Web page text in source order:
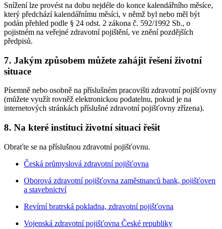
Snížení lze provést na dobu nejdéle do konce kalendářního měsíce,
který předchází kalendářnímu měsíci, v němž byl nebo měl být
podán přehled podle § 24 odst. 2 zákona č. 592/1992 Sb., o
pojistném na veřejné zdravotní pojištění, ve znění pozdějších
předpisů.
7. Jakým způsobem můžete zahájit řešení životní
situace
Písemně nebo osobně na příslušném pracovišti zdravotní pojišťovny
(můžete využít rovněž elektronickou podatelnu, pokud je na
internetových stránkách příslušné zdravotní pojišťovny zřízena).
8. Na které instituci životní situaci řešit
Obraťte se na příslušnou zdravotní pojišťovnu.
Česká průmyslová zdravotní pojišťovna
Oborová zdravotní pojišťovna zaměstnanců bank, pojišťoven
a stavebnictví
Revírní bratrská pokladna, zdravotní pojišťovna
Vojenská zdravotní pojišťovna České republiky